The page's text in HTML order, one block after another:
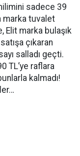
sadece 39
marka tuvalet
Elit marka bulaşık
çıkaran
salladı geçti.
TL’ye raflara
kalmadı!